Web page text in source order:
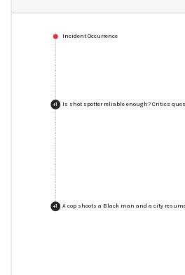
Incident Occurrence
+1 Is shot spotter reliable enough? Critics
+1 A cop shoots a Black man and a city